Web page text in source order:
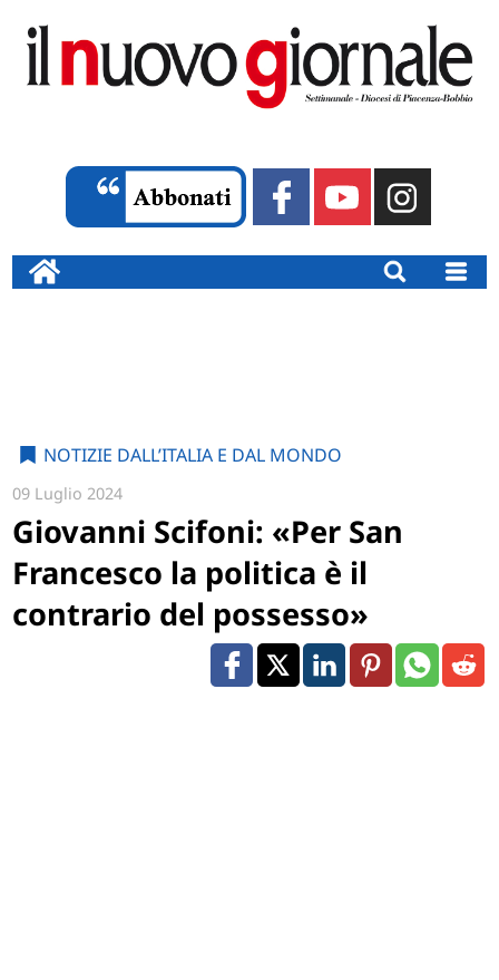
NOTIZIE DALL’ITALIA E DAL MONDO
09 Luglio 2024
Giovanni Scifoni: «Per San
Francesco la politica è il
contrario del possesso»